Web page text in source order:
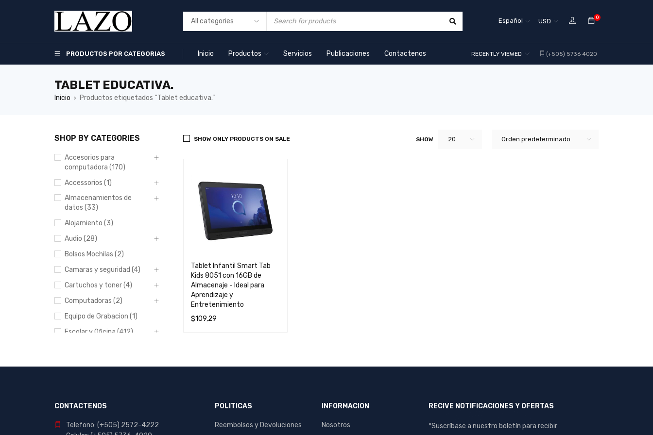
0
USD
Español
PRODUCTOS POR CATEGORIAS Inicio Productos Servicios Publicaciones Contactenos (+505) 5736 4020
RECENTLY VIEWED
TABLET EDUCATIVA.
Inicio › Productos etiquetados “Tablet educativa.”
SHOP BY CATEGORIES
Accesorios para
computadora (170)
Accessorios (1)
Almacenamientos de
datos (33)
Alojamiento (3)
Audio (28)
Bolsos Mochilas (2)
Camaras y seguridad (4)
Cartuchos y toner (4)
Computadoras (2)
Equipo de Grabacion (1)
Escolar y Oficina (412)
Papeleria (44)
Portables y
Orden predeterminado
SHOW 20
SHOW ONLY PRODUCTS ON SALE
Tablet Infantil Smart Tab
Kids 8051 con 16GB de
Almacenaje - Ideal para
Aprendizaje y
Entretenimiento
$109,29
CONTACTENOS
Telefono: (+505) 2572-4222
POLITICAS
Reembolsos y Devoluciones
INFORMACION
Nosotros
RECIVE NOTIFICACIONES Y OFERTAS
*Suscríbase a nuestro boletín para recibir